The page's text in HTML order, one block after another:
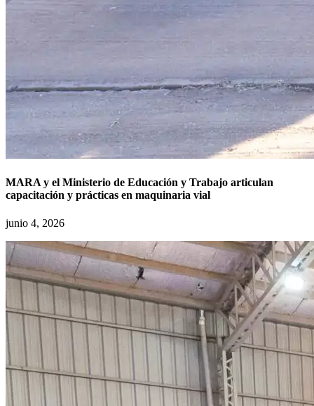
MARA y el Ministerio de Educación y Trabajo articulan
capacitación y prácticas en maquinaria vial
junio 4, 2026